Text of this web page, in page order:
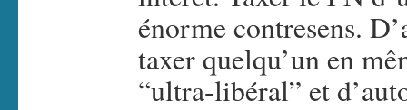
énorme contresens.
taxer quelqu’un en
“ultra-libéral” et